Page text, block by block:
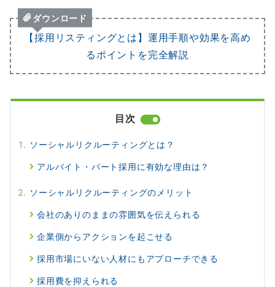
ダウンロード
【採用リスティングとは】運用手順や効果を高め
るポイントを完全解説
目次
ソーシャルリクルーティングとは？
アルバイト・パート採用に有効な理由は？
ソーシャルリクルーティングのメリット
会社のありのままの雰囲気を伝えられる
企業側からアクションを起こせる
採用市場にいない人材にもアプローチできる
採用費を抑えられる